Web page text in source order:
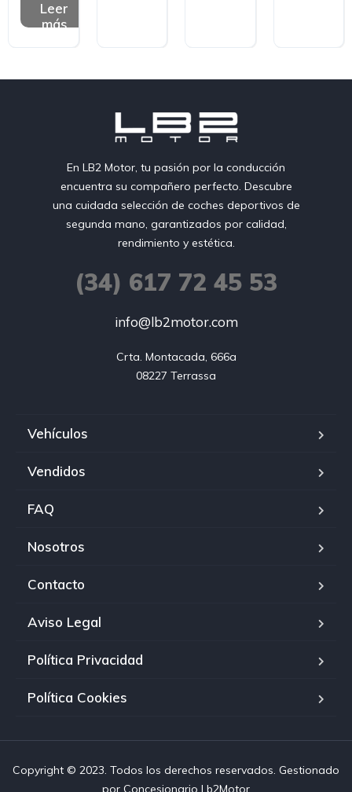
Leer
más
En LB2 Motor, tu pasión por la conducción
encuentra su compañero perfecto. Descubre
una cuidada selección de coches deportivos de
segunda mano, garantizados por calidad,
rendimiento y estética.
(34) 617 72 45 53
info@lb2motor.com
Crta. Montacada, 666a
08227 Terrassa
Vehículos
Vendidos
FAQ
Nosotros
Contacto
Aviso Legal
Política Privacidad
Política Cookies
Copyright © 2023. Todos los derechos reservados. Gestionado
por Concesionario Lb2Motor